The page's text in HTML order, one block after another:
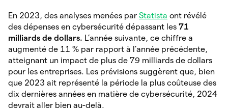
En 2023, des analyses menées par Statista ont révélé
des dépenses en cybersécurité dépassant les 71
milliards de dollars. L’année suivante, ce chiffre a
augmenté de 11 % par rapport à l’année précédente,
atteignant un impact de plus de 79 milliards de dollars
pour les entreprises. Les prévisions suggèrent que, bien
que 2023 ait représenté la période la plus coûteuse des
dix dernières années en matière de cybersécurité, 2024
devrait aller bien au-delà.